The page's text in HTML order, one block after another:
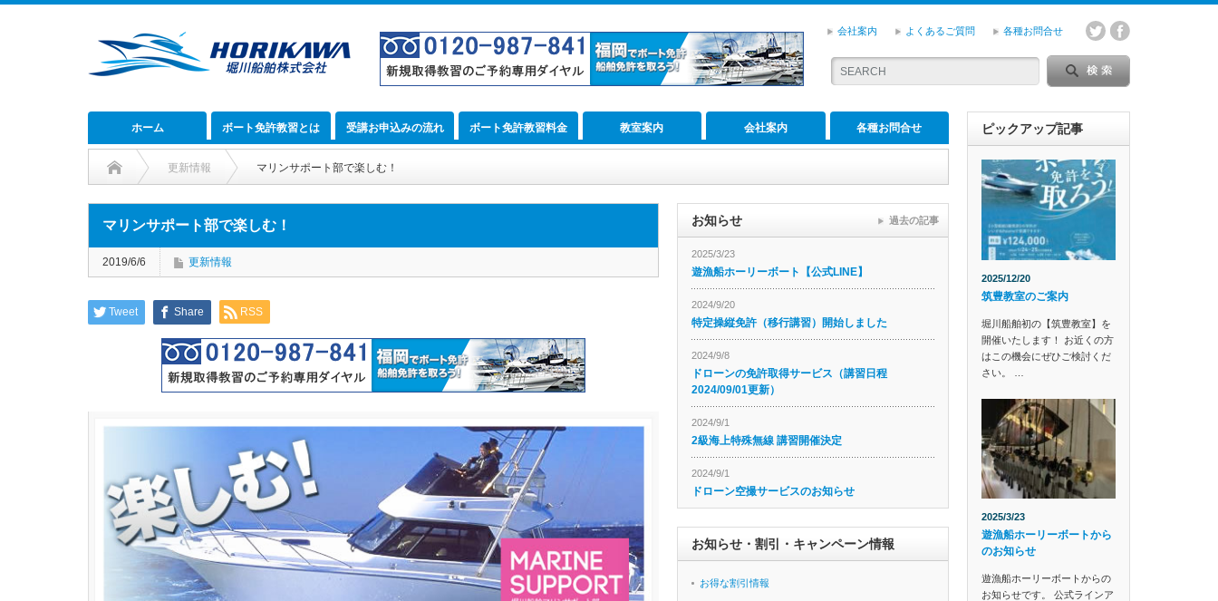
会社案内 よくあるご質問 各種お問合せ
ホーム ボート免許教習とは 受講お申込みの流れ ボート免許教習料金 教室案内 会社案内 各種お問合せ
更新情報 マリンサポート部で楽しむ！
マリンサポート部で楽しむ！
2019/6/6 更新情報
Tweet Share RSS
お知らせ
2025/3/23
遊漁船ホーリーボート【公式LINE】
2024/9/20
特定操縦免許（移行講習）開始しました
2024/9/8
ドローンの免許取得サービス（講習日程
2024/09/01更新）
2024/9/1
2級海上特殊無線 講習開催決定
2024/9/1
ドローン空撮サービスのお知らせ
過去の記事
お知らせ・割引・キャンペーン情報
お得な割引情報
ピックアップ記事
2025/12/20
筑豊教室のご案内
堀川船舶初の【筑豊教室】を
開催いたします！ お近くの方
はこの機会にぜひご検討くだ
さい。 …
2025/3/23
遊漁船ホーリーボートから
のお知らせ
遊漁船ホーリーボートからの
お知らせです。 公式ラインア